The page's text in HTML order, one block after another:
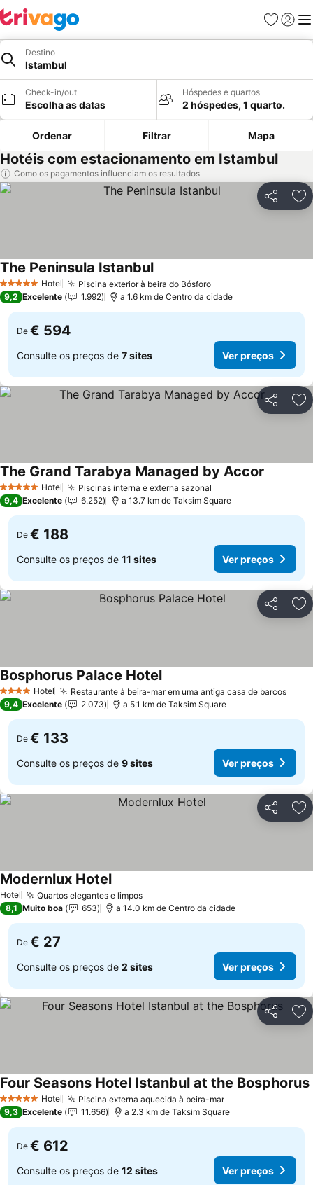
Favoritos
Iniciar
Destino
Istambul
Check-in/out
Escolha as datas
Hóspedes e quartos
2 hóspedes, 1 quarto.
Ordenar Filtrar Mapa
Hotéis com estacionamento em Istambul
Como os pagamentos influenciam os resultados
Partilhar
5 Estrelas Hotel Piscina exterior à beira do BósforoVer preços
The Peninsula IstanbulVer preços
9,2 Excelente 1.992 a 1.6 km de Centro da cidade
De € 594
Consulte os preços de 7 sites Ver preços
Partilhar
5 Estrelas Hotel Piscinas interna e externa sazonal
The Grand Tarabya Managed by Accor
9,4 Excelente 6.252 a 13.7 km de Taksim Square
De € 188
Consulte os preços de 11 sites Ver preços
Partilhar
4 EstrelasHotel Restaurante à beira-mar em uma antiga casa de barcosVer
Bosphorus Palace HotelVer preços
9,4 Excelente 2.073 a 5.1 km de Taksim Square
De € 133
Consulte os preços de 9 sites Ver preços
Partilhar
Hotel Quartos elegantes e limposVer preços
Modernlux HotelVer preços
8,1 Muito boa 653 a 14.0 km de Centro da cidade
De € 27
Consulte os preços de 2 sites Ver preços
Partilhar
5 Estrelas Hotel Piscina externa aquecida à beira-marVer preços
Four Seasons Hotel Istanbul at the Bosphorus
9,3 Excelente 11.656 a 2.3 km de Taksim Square
De € 612
Consulte os preços de 12 sites Ver preços